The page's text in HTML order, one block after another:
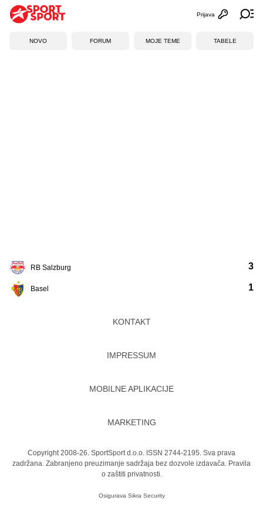
Otvori
Prijava
NOVO FORUM MOJE TEME TABELE
RB Salzburg
Basel
3
1
KONTAKT
IMPRESSUM
MOBILNE APLIKACIJE
MARKETING
Copyright 2008-26. SportSport d.o.o. ISSN 2744-2195. Sva prava
zadržana. Zabranjeno preuzimanje sadržaja bez dozvole izdavača. Pravila
o zaštiti privatnosti.
Osigurava Sikra Security